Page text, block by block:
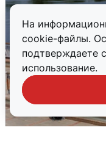
На
cookie-файлы.
подтверждаете
использование.